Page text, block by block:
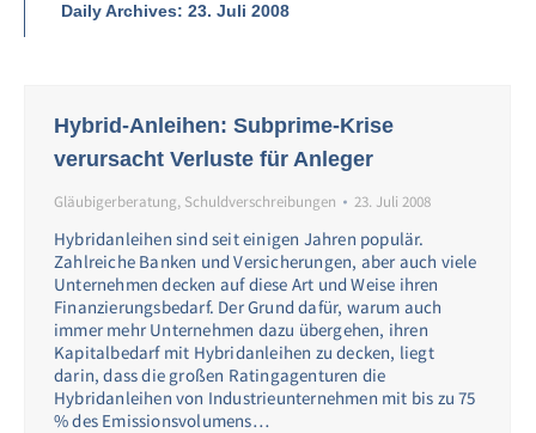
Daily Archives: 23. Juli 2008
Hybrid-Anleihen: Subprime-Krise
verursacht Verluste für Anleger
Gläubigerberatung, Schuldverschreibungen 23. Juli 2008
Hybridanleihen sind seit einigen Jahren populär.
Zahlreiche Banken und Versicherungen, aber auch viele
Unternehmen decken auf diese Art und Weise ihren
Finanzierungsbedarf. Der Grund dafür, warum auch
immer mehr Unternehmen dazu übergehen, ihren
Kapitalbedarf mit Hybridanleihen zu decken, liegt
darin, dass die großen Ratingagenturen die
Hybridanleihen von Industrieunternehmen mit bis zu 75
% des Emissionsvolumens…